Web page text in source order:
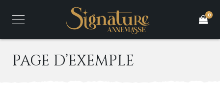
0
PAGE D’EXEMPLE